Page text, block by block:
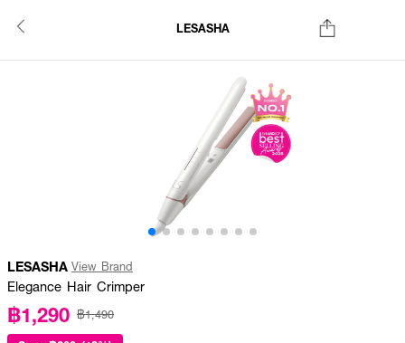
LESASHA
LESASHA View Brand
Elegance Hair Crimper
฿1,290 ฿1,490